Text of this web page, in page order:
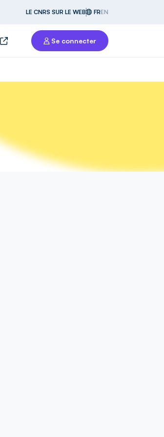
LE CNRS SUR LE WEB FREN
Se connecter